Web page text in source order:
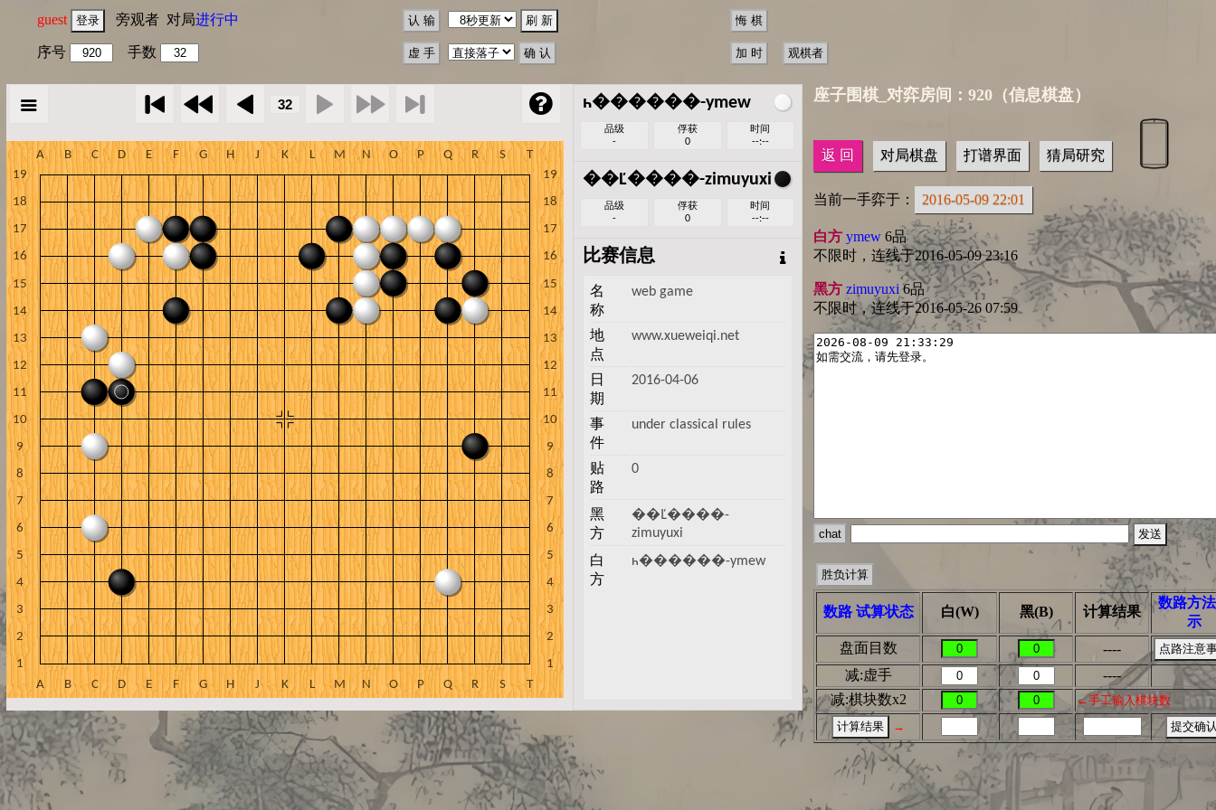
guest 旁观者 对局进行中
序号 手数
һ������-ymew
品级
-
俘获
0
时间
--:--
��Ľ����-zimuyuxi
品级
-
俘获
0
时间
--:--
比赛信息
名
称
web game
地
点
www.xueweiqi.net
日
期
2016-04-06
事
件
under classical rules
贴
路
0
黑
方
��Ľ����-
zimuyuxi
白
方
һ������-ymew
座子围棋_对弈房间：920（信息棋盘）
返 回 对局棋盘 打谱界面 猜局研究
当前一手弈于： 2016-05-09 22:01
白方 ymew 6品
不限时，连线于2016-05-09 23:16
黑方 zimuyuxi 6品
不限时，连线于2016-05-26 07:59
数路 试算状态 白(W) 黑(B) 计算结果
数路方
示
盘面目数
----
减:虚手
----
减:棋块数x2
←手工输入棋块数
→